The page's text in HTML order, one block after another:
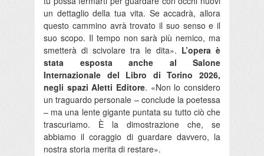
un dettaglio della tua vita. Se accadrà, allora
questo cammino avrà trovato il suo senso e il
suo scopo. Il tempo non sarà più nemico, ma
smetterà di scivolare tra le dita». L’opera è
stata esposta anche al Salone
Internazionale del Libro di Torino 2026,
negli spazi Aletti Editore. «Non lo considero
un traguardo personale – conclude la poetessa
– ma una lente gigante puntata su tutto ciò che
trascuriamo. È la dimostrazione che, se
abbiamo il coraggio di guardare davvero, la
nostra storia merita di restare».